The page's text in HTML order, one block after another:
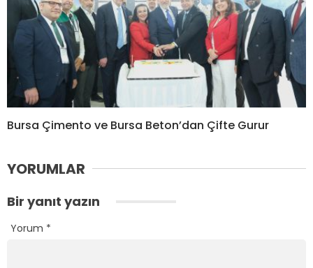
Bursa Çimento ve Bursa Beton’dan Çifte Gurur
YORUMLAR
Bir yanıt yazın
Yorum *